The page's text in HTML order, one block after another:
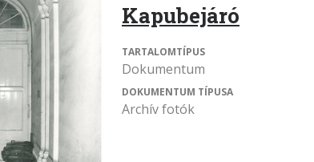
Kapubejáró
TARTALOMTÍPUS
Dokumentum
DOKUMENTUM TÍPUSA
Archív fotók